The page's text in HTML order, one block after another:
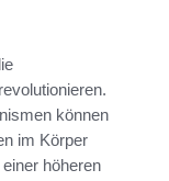
können
im Körper
höheren